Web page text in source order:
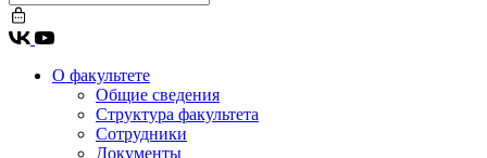
О факультете
Общие сведения
Структура факультета
Сотрудники
Документы